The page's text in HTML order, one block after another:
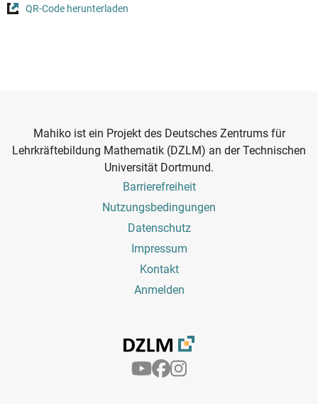
QR-Code herunterladen
Mahiko ist ein Projekt des Deutsches Zentrums für
Lehrkräftebildung Mathematik (DZLM) an der Technischen
Universität Dortmund.
Barrierefreiheit
Nutzungsbedingungen
Datenschutz
Impressum
Kontakt
Anmelden